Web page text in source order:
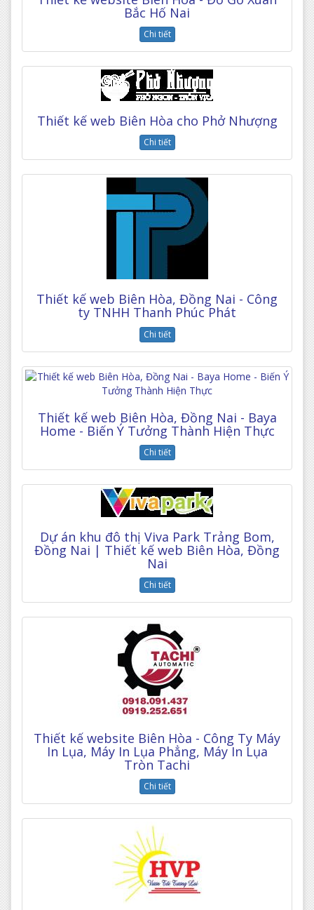
Bắc Hố Nai
Chi tiết
Thiết kế web Biên Hòa cho Phở Nhượng
Chi tiết
Thiết kế web Biên Hòa, Đồng Nai - Công
ty TNHH Thanh Phúc Phát
Chi tiết
Thiết kế web Biên Hòa, Đồng Nai - Baya
Home - Biến Ý Tưởng Thành Hiện Thực
Chi tiết
Dự án khu đô thị Viva Park Trảng Bom,
Đồng Nai | Thiết kế web Biên Hòa, Đồng
Nai
Chi tiết
Thiết kế website Biên Hòa - Công Ty Máy
In Lụa, Máy In Lụa Phẳng, Máy In Lụa
Tròn Tachi
Chi tiết